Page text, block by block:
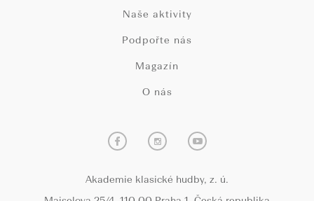
Naše aktivity
Podpořte nás
Magazín
O nás
Akademie klasické hudby, z. ú.